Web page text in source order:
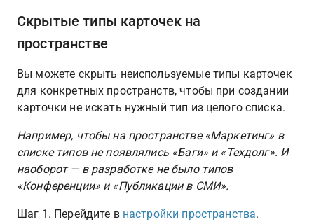
Скрытые типы карточек на
пространстве
Вы можете скрыть неиспользуемые типы карточек
для конкретных пространств, чтобы при создании
карточки не искать нужный тип из целого списка.
Например, чтобы на пространстве «Маркетинг» в
списке типов не появлялись «Баги» и «Техдолг». И
наоборот — в разработке не было типов
«Конференции» и «Публикации в СМИ».
Шаг 1. Перейдите в настройки пространства.